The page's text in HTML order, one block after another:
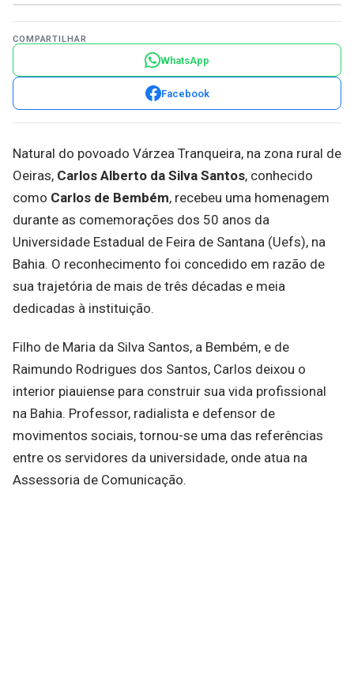
COMPARTILHAR
WhatsApp
Facebook
Natural do povoado Várzea Tranqueira, na zona rural de
Oeiras, Carlos Alberto da Silva Santos, conhecido
como Carlos de Bembém, recebeu uma homenagem
durante as comemorações dos 50 anos da
Universidade Estadual de Feira de Santana (Uefs), na
Bahia. O reconhecimento foi concedido em razão de
sua trajetória de mais de três décadas e meia
dedicadas à instituição.
Filho de Maria da Silva Santos, a Bembém, e de
Raimundo Rodrigues dos Santos, Carlos deixou o
interior piauiense para construir sua vida profissional
na Bahia. Professor, radialista e defensor de
movimentos sociais, tornou-se uma das referências
entre os servidores da universidade, onde atua na
Assessoria de Comunicação.